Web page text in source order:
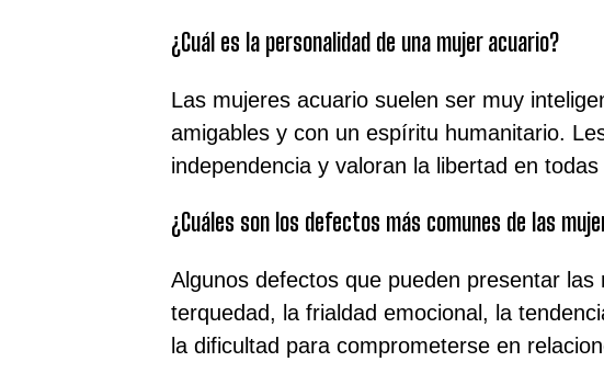
¿Cuál es la personalidad de una mujer acuario?
Las mujeres acuario suelen ser muy
amigables y con un espíritu humanitario.
independencia y valoran la libertad en
¿Cuáles son los defectos más comunes de las
Algunos defectos que pueden presentar las
terquedad, la frialdad emocional, la
la dificultad para comprometerse en